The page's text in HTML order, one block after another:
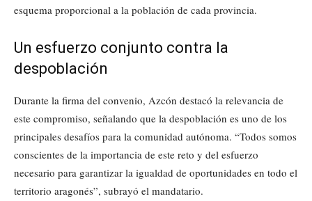
esquema proporcional a la población de cada provincia.
Un esfuerzo conjunto contra la
despoblación
Durante la firma del convenio, Azcón destacó la relevancia de
este compromiso, señalando que la despoblación es uno de los
principales desafíos para la comunidad autónoma. “Todos somos
conscientes de la importancia de este reto y del esfuerzo
necesario para garantizar la igualdad de oportunidades en todo el
territorio aragonés”, subrayó el mandatario.